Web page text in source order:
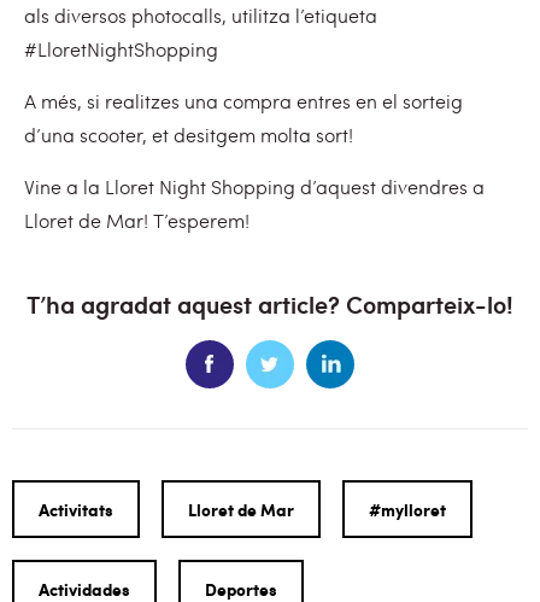
als diversos photocalls, utilitza l’etiqueta
#LloretNightShopping
A més, si realitzes una compra entres en el sorteig
d’una scooter, et desitgem molta sort!
Vine a la Lloret Night Shopping d’aquest divendres a
Lloret de Mar! T’esperem!
T’ha agradat aquest article? Comparteix-lo!
Activitats Lloret de Mar #mylloret
Actividades Deportes